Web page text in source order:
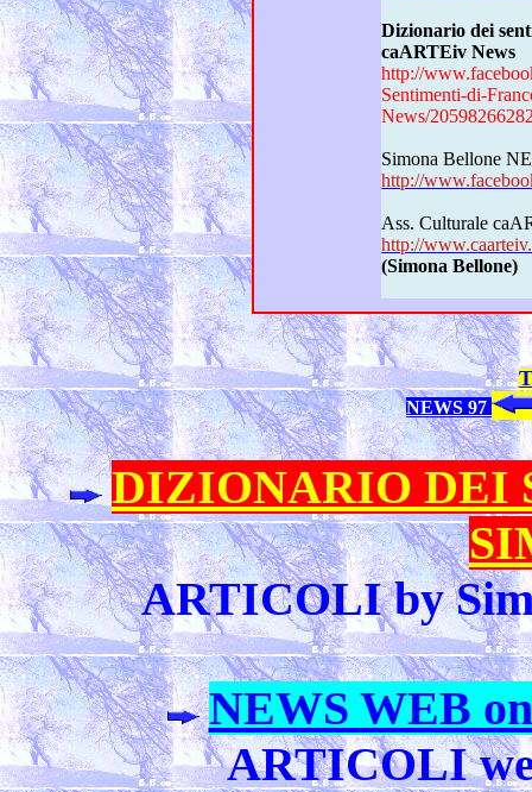
Dizionario dei
caARTEiv News
http://
Sentimenti-di-
News/
Simona Bellone
http://
Ass. Culturale
http://
(Simona Bellone)
NEWS 97
DIZIONARIO DEI
ARTICOLI by
NEWS WEB
ARTICOLI